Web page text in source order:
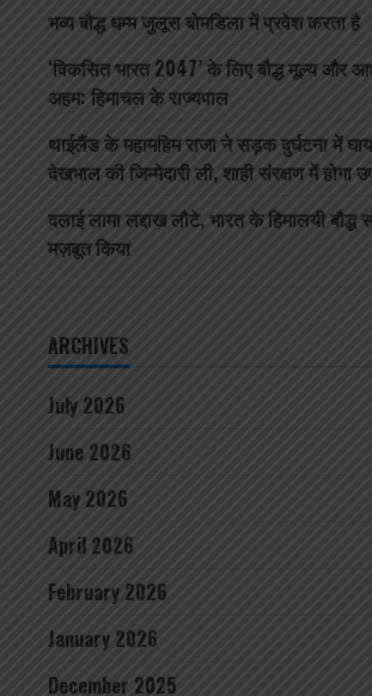
भव्य बौद्ध धम्म जुलूस बोमडिला में प्रवेश करता है
‘विकसित भारत 2047’ के लिए बौद्ध मूल्य और
अहम: हिमाचल के राज्यपाल
थाईलैंड के महामहिम राजा ने सड़क दुर्घटना में
देखभाल की जिम्मेदारी ली, शाही संरक्षण में होगा
दलाई लामा लद्दाख लौटे, भारत के हिमालयी
मज़बूत किया
ARCHIVES
July 2026
June 2026
May 2026
April 2026
February 2026
January 2026
December 2025